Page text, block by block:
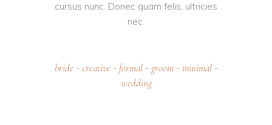
cursus nunc. Donec quam felis, ultricies
nec.
bride- creative- formal- groom- minimal-
wedding